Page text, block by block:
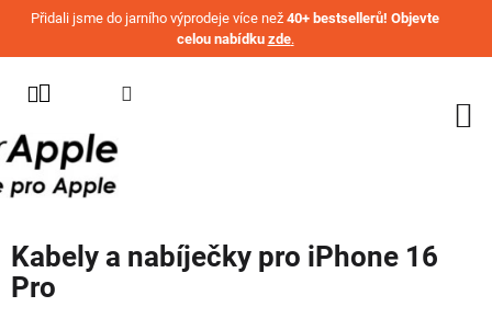
Přejít na obsah
Přidali jsme do jarního výprodeje více než 40+ bestsellerů! Objevte
celou nabídku zde.
IPHONE
MACBOOK
AIRPODS
Kabely a nabíječky pro iPhone 16
Pro